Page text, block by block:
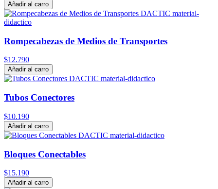
Añadir al carro
Rompecabezas de Medios de Transportes
$12.790
Añadir al carro
Tubos Conectores
$10.190
Añadir al carro
Bloques Conectables
$15.190
Añadir al carro